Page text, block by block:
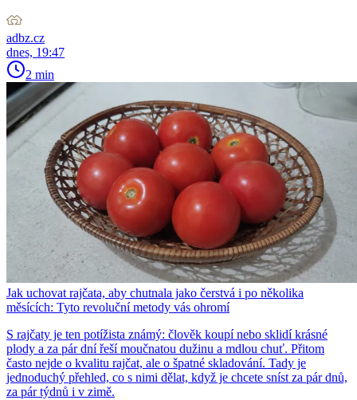
adbz.cz
dnes, 19:47
2 min
Jak uchovat rajčata, aby chutnala jako čerstvá i po několika
měsících: Tyto revoluční metody vás ohromí
S rajčaty je ten potížista známý: člověk koupí nebo sklidí krásné
plody a za pár dní řeší moučnatou dužinu a mdlou chuť. Přitom
často nejde o kvalitu rajčat, ale o špatné skladování. Tady je
jednoduchý přehled, co s nimi dělat, když je chcete sníst za pár dnů,
za pár týdnů i v zimě.